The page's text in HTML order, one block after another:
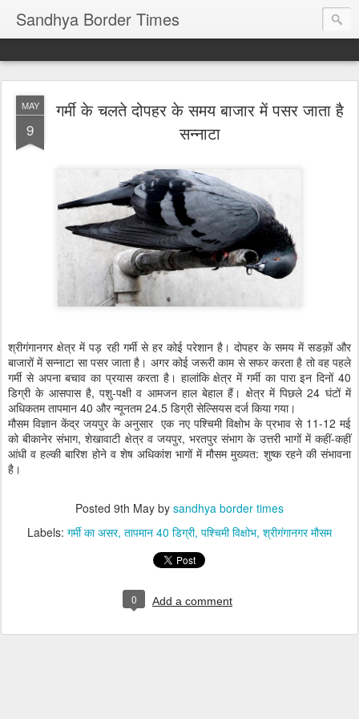
Sandhya Border Times
MAY
9
गर्मी के चलते दोपहर के समय बाजार में पसर जाता है
सन्नाटा
श्रीगंगानगर क्षेत्र में पड़ रही गर्मी से हर कोई परेशान है। दोपहर के समय में सडक़ों और
बाजारों में सन्नाटा सा पसर जाता है। अगर कोई जरूरी काम से सफर करता है तो वह पहले
गर्मी से अपना बचाव का प्रयास करता है। हालांकि क्षेत्र में गर्मी का पारा इन दिनों 40
डिग्री के आसपास है, पशु-पक्षी व आमजन हाल बेहाल हैं। क्षेत्र में पिछले 24 घंटों में
अधिकतम तापमान 40 और न्यूनतम 24.5 डिग्री सेल्सियस दर्ज किया गया।
मौसम विज्ञान केंद्र जयपुर के अनुसार एक नए पश्चिमी विक्षोभ के प्रभाव से 11-12 मई
को बीकानेर संभाग, शेखावाटी क्षेत्र व जयपुर, भरतपुर संभाग के उत्तरी भागों में कहीं-कहीं
आंधी व हल्की बारिश होने व शेष अधिकांश भागों में मौसम मुख्यत: शुष्क रहने की संभावना
है।
Posted 9th May by sandhya border times
Labels: गर्मी का असर तापमान 40 डिग्री पश्चिमी विक्षोभ श्रीगंगानगर मौसम
0 Add a comment